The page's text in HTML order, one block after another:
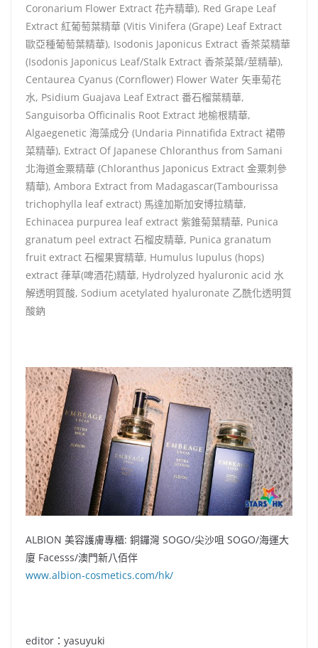
Coronarium Flower Extract 花卉精華), Red Grape Leaf
Extract 紅葡萄葉精華 (Vitis Vinifera (Grape) Leaf Extract
歐亞種葡萄葉精華), Isodonis Japonicus Extract 香茶菜精華
(Isodonis Japonicus Leaf/Stalk Extract 香茶菜葉/莖精華),
Centaurea Cyanus (Cornflower) Flower Water 矢車菊花
水, Psidium Guajava Leaf Extract 番石榴葉精華,
Sanguisorba Officinalis Root Extract 地榆根精華,
Algaegenetic 海藻成分 (Undaria Pinnatifida Extract 裙帶
菜精華), Extract Of Japanese Chloranthus from Samani
北海道金粟精華 (Chloranthus Japonicus Extract 金粟刺參
精華), Ambora Extract from Madagascar(Tambourissa
trichophylla leaf extract) 馬達加斯加安博拉精華,
Echinacea purpurea leaf extract 紫錐菊葉精華, Punica
granatum peel extract 石榴皮精華, Punica granatum
fruit extract 石榴果實精華, Humulus lupulus (hops)
extract 葎草(啤酒花)精華, Hydrolyzed hyaluronic acid 水
解透明質酸, Sodium acetylated hyaluronate 乙酰化透明質
酸鈉
ALBION 美容護膚專櫃: 銅鑼灣 SOGO/尖沙咀 SOGO/海運大
廈 Facesss/澳門新八佰伴
www.albion-cosmetics.com/hk/
editor：yasuyuki